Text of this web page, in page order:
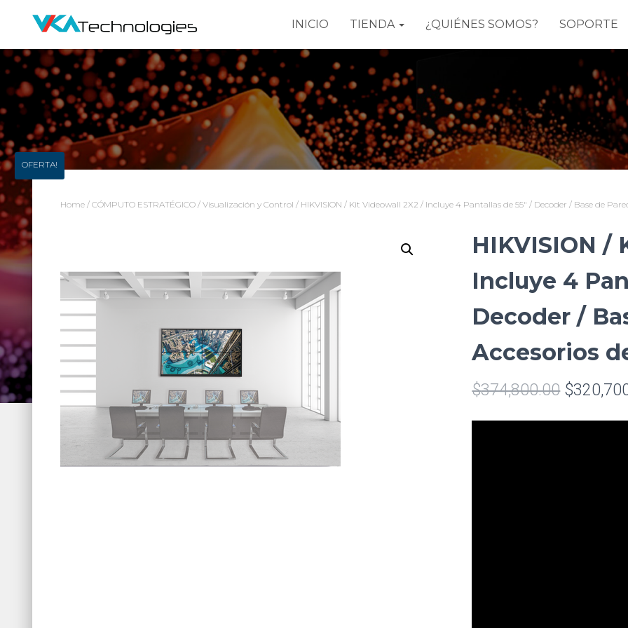
INICIO TIENDA ¿QUIÉNES SOMOS? SOPORTE
OFERTA!
Home/ CÓMPUTO ESTRATÉGICO/ Visualización y Control / HIKVISION / Kit Videowall 2X2 / Incluye 4 Pantallas de 55″ / Decoder / Base de
HIKVISION /
Incluye 4
Decoder /
Accesorios
$374,800.00 $